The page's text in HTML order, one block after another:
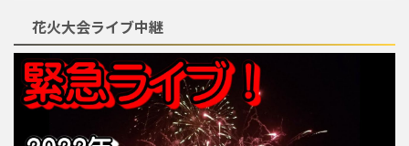
花火大会ライブ中継